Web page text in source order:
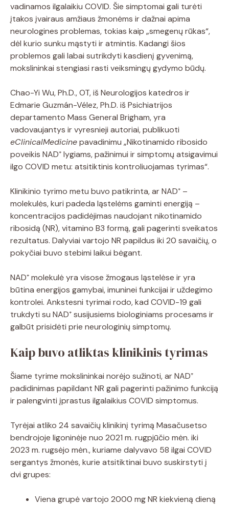
vadinamos ilgalaikiu COVID. Šie simptomai gali turėti
įtakos įvairaus amžiaus žmonėms ir dažnai apima
neurologines problemas, tokias kaip „smegenų rūkas“,
dėl kurio sunku mąstyti ir atmintis. Kadangi šios
problemos gali labai sutrikdyti kasdienį gyvenimą,
mokslininkai stengiasi rasti veiksmingų gydymo būdų.
Chao-Yi Wu, Ph.D., OT, iš Neurologijos katedros ir
Edmarie Guzmán-Vélez, Ph.D. iš Psichiatrijos
departamento Mass General Brigham, yra
vadovaujantys ir vyresnieji autoriai, publikuoti
eClinicalMedicinepavadinimu „Nikotinamido ribosido
poveikis NAD⁺ lygiams, pažinimui ir simptomų atsigavimui
ilgo COVID metu: atsitiktinis kontroliuojamas tyrimas“.
Klinikinio tyrimo metu buvo patikrinta, ar NAD⁺ –
molekulės, kuri padeda ląstelėms gaminti energiją –
koncentracijos padidėjimas naudojant nikotinamido
ribosidą (NR), vitamino B3 formą, gali pagerinti sveikatos
rezultatus. Dalyviai vartojo NR papildus iki 20 savaičių, o
pokyčiai buvo stebimi laikui bėgant.
NAD⁺ molekulė yra visose žmogaus ląstelėse ir yra
būtina energijos gamybai, imuninei funkcijai ir uždegimo
kontrolei. Ankstesni tyrimai rodo, kad COVID-19 gali
trukdyti su NAD⁺ susijusiems biologiniams procesams ir
galbūt prisidėti prie neurologinių simptomų.
Kaip buvo atliktas klinikinis tyrimas
Šiame tyrime mokslininkai norėjo sužinoti, ar NAD⁺
padidinimas papildant NR gali pagerinti pažinimo funkciją
ir palengvinti įprastus ilgalaikius COVID simptomus.
Tyrėjai atliko 24 savaičių klinikinį tyrimą Masačusetso
bendrojoje ligoninėje nuo 2021 m. rugpjūčio mėn. iki
2023 m. rugsėjo mėn., kuriame dalyvavo 58 ilgai COVID
sergantys žmonės, kurie atsitiktinai buvo suskirstyti į
dvi grupes:
Viena grupė vartojo 2000 mg NR kiekvieną dieną